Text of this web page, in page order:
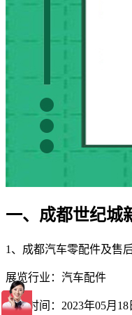
一、成都世纪城
1、成都汽车零配件及售
展览行业：汽车配件
展会时间：2023年05月18